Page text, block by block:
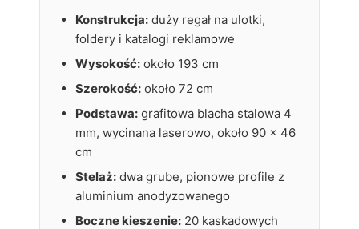
Konstrukcja: duży regał na ulotki,
foldery i katalogi reklamowe
Wysokość: około 193 cm
Szerokość: około 72 cm
Podstawa: grafitowa blacha stalowa 4
mm, wycinana laserowo, około 90 x 46
cm
Stelaż: dwa grube, pionowe profile z
aluminium anodyzowanego
Boczne kieszenie: 20 kaskadowych